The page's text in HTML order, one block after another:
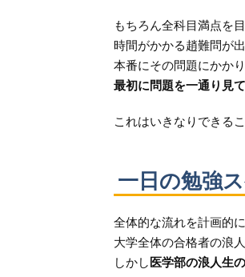
もちろん全科目満点を
時間がかかる趙難問が
本番にその問題にかか
最初に問題を一通り見
これはいきなりできる
一日の勉強
全体的な流れを計画的
大学全体の合格者の浪
しかし 医学部の浪人生